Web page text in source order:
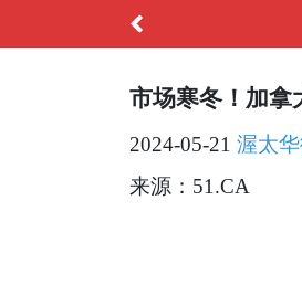
市场寒冬！加拿
2024-05-21 渥太
来源：51.CA